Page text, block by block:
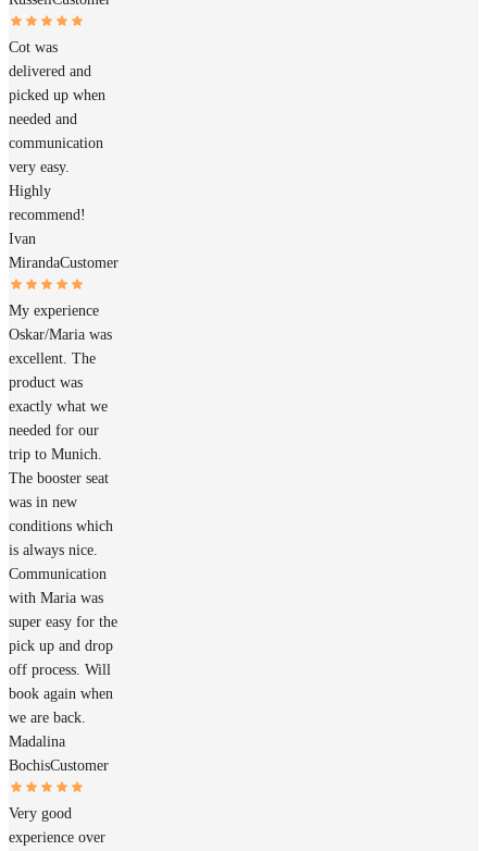
Cot was
delivered and
picked up when
needed and
communication
very easy.
Highly
recommend!
Ivan
MirandaCustomer
My experience
Oskar/Maria was
excellent. The
product was
exactly what we
needed for our
trip to Munich.
The booster seat
was in new
conditions which
is always nice.
Communication
with Maria was
super easy for the
pick up and drop
off process. Will
book again when
we are back.
Madalina
BochisCustomer
Very good
experience over